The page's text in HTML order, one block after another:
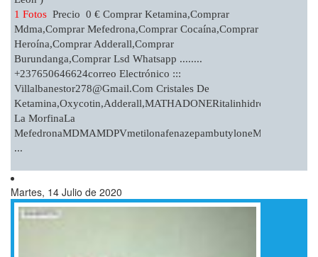
1 Fotos Precio 0 € Comprar Ketamina,Comprar
Mdma,Comprar Mefedrona,Comprar Cocaína,Comprar
Heroína,Comprar Adderall,Comprar
Burundanga,Comprar Lsd Whatsapp ........
+237650646624correo Electrónico :::
Villalbanestor278@gmail.com Cristales De
La MorfinaLa
MefedronaMDMAMDPVmetilonafenazepambutyloneMD
...
Martes, 14 Julio de 2020